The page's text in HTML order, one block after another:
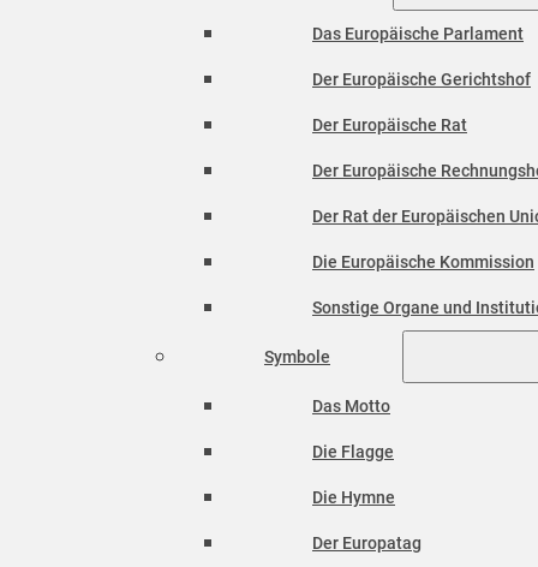
Das Europäische Parlament
Der Europäische Gerichtshof
Der Europäische Rat
Der Europäische
Der Rat der Europäischen
Die Europäische Kommission
Sonstige Organe und
Symbole
Das Motto
Die Flagge
Die Hymne
Der Europatag